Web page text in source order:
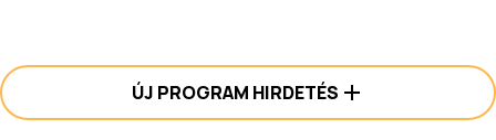
ÚJ PROGRAM HIRDETÉS